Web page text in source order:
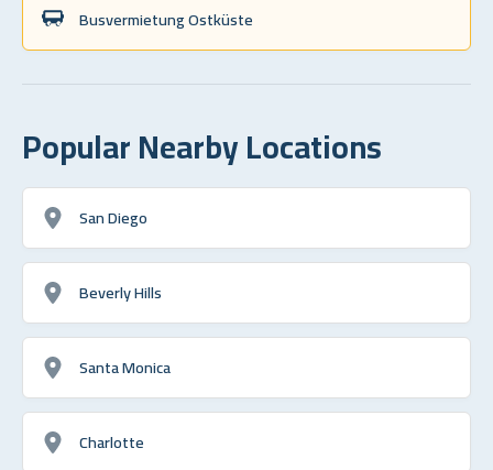
Busvermietung Ostküste
Popular Nearby Locations
San Diego
Beverly Hills
Santa Monica
Charlotte